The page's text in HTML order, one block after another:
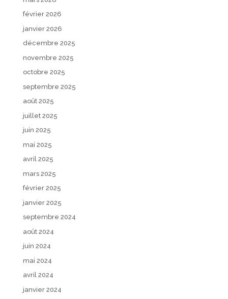
février 2026
janvier 2026
décembre 2025
novembre 2025
octobre 2025
septembre 2025
août 2025
juillet 2025
juin 2025
mai 2025
avril 2025
mars 2025
février 2025
janvier 2025
septembre 2024
août 2024
juin 2024
mai 2024
avril 2024
janvier 2024